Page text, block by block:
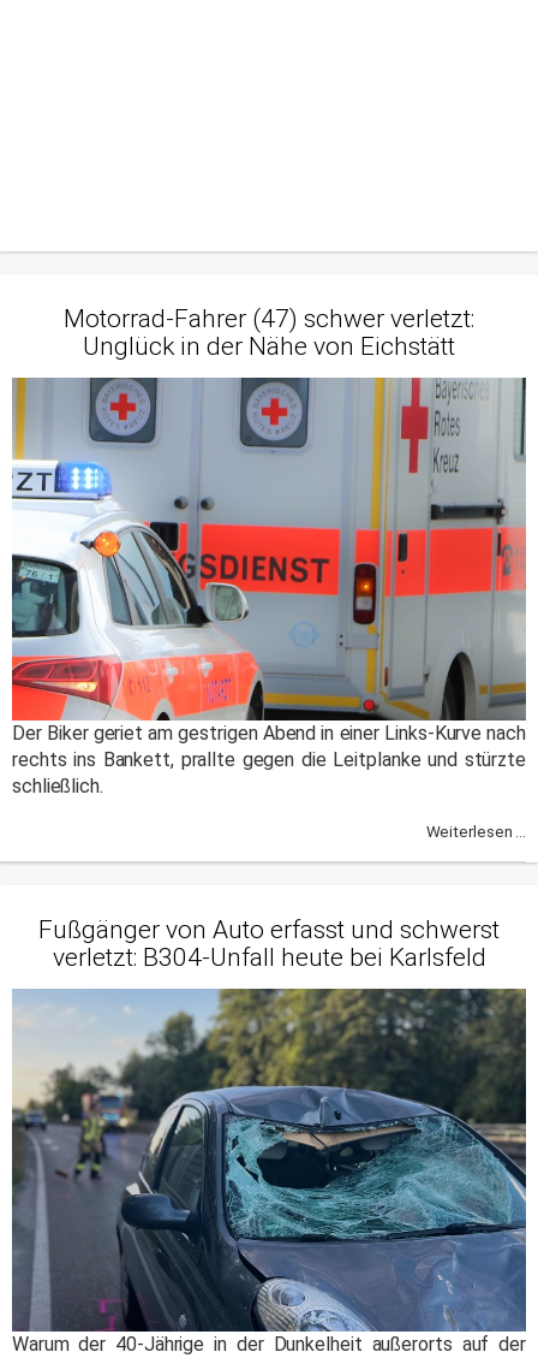
Motorrad-Fahrer (47) schwer verletzt:
Unglück in der Nähe von Eichstätt
Der Biker geriet am gestrigen Abend in einer Links-Kurve nach
rechts ins Bankett, prallte gegen die Leitplanke und stürzte
schließlich.
Weiterlesen ...
Fußgänger von Auto erfasst und schwerst
verletzt: B304-Unfall heute bei Karlsfeld
Warum der 40-Jährige in der Dunkelheit außerorts auf der